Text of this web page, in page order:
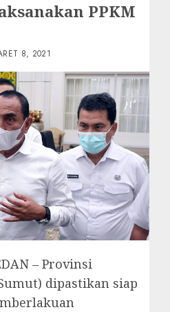
PPKM
8, 2021
– Provinsi
dipastikan siap